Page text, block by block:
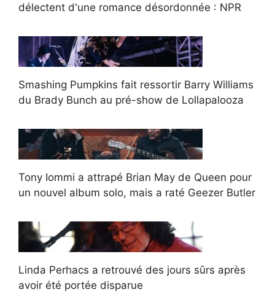
délectent d'une romance désordonnée : NPR
Smashing Pumpkins fait ressortir Barry Williams
du Brady Bunch au pré-show de Lollapalooza
Tony Iommi a attrapé Brian May de Queen pour
un nouvel album solo, mais a raté Geezer Butler
Linda Perhacs a retrouvé des jours sûrs après
avoir été portée disparue